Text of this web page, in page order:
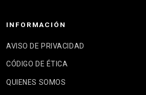
INFORMACIÓN
AVISO DE PRIVACIDAD
CÓDIGO DE ÉTICA
QUIENES SOMOS